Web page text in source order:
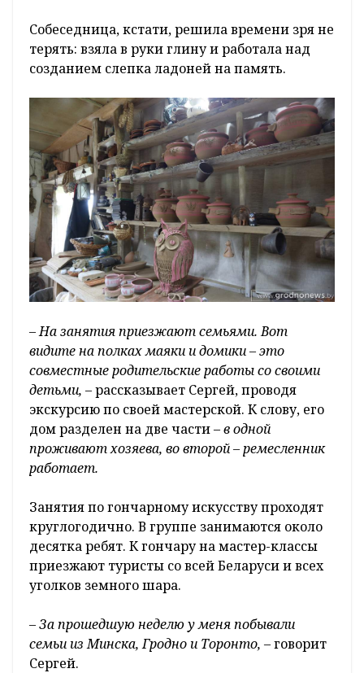
Собеседница, кстати, решила времени зря не
терять: взяла в руки глину и работала над
созданием слепка ладоней на память.
– На занятия приезжают семьями. Вот
видите на полках маяки и домики – это
совместные родительские работы со своими
детьми, –рассказывает Сергей, проводя
экскурсию по своей мастерской. К слову, его
дом разделен на две части –в одной
проживают хозяева, во второй – ремесленник
работает.
Занятия по гончарному искусству проходят
круглогодично. В группе занимаются около
десятка ребят. К гончару на мастер-классы
приезжают туристы со всей Беларуси и всех
уголков земного шара.
– За прошедшую неделю у меня побывали
семьи из Минска, Гродно и Торонто, –говорит
Сергей.